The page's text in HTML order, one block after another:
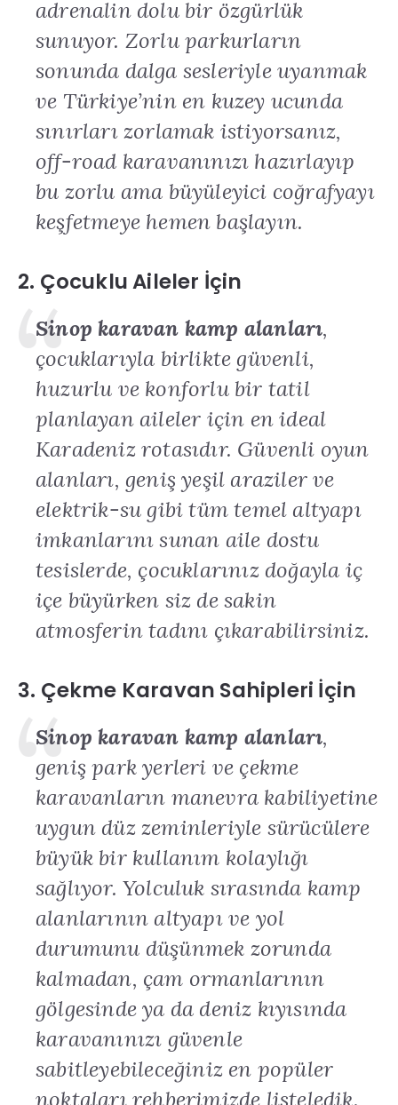
adrenalin dolu bir özgürlük
sunuyor. Zorlu parkurların
sonunda dalga sesleriyle uyanmak
ve Türkiye’nin en kuzey ucunda
sınırları zorlamak istiyorsanız,
off-road karavanınızı hazırlayıp
bu zorlu ama büyüleyici coğrafyayı
keşfetmeye hemen başlayın.
2. Çocuklu Aileler İçin
Sinop karavan kamp alanları,
çocuklarıyla birlikte güvenli,
huzurlu ve konforlu bir tatil
planlayan aileler için en ideal
Karadeniz rotasıdır. Güvenli oyun
alanları, geniş yeşil araziler ve
elektrik-su gibi tüm temel altyapı
imkanlarını sunan aile dostu
tesislerde, çocuklarınız doğayla iç
içe büyürken siz de sakin
atmosferin tadını çıkarabilirsiniz.
3. Çekme Karavan Sahipleri İçin
Sinop karavan kamp alanları,
geniş park yerleri ve çekme
karavanların manevra kabiliyetine
uygun düz zeminleriyle sürücülere
büyük bir kullanım kolaylığı
sağlıyor.Yolculuk sırasında kamp
alanlarının altyapı ve yol
durumunu düşünmek zorunda
kalmadan, çam ormanlarının
gölgesinde ya da deniz kıyısında
karavanınızı güvenle
sabitleyebileceğiniz en popüler
noktaları rehberimizde listeledik.